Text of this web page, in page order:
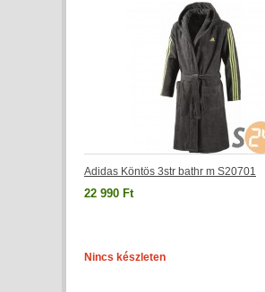
Adidas Köntös 3str bathr m S20701
22 990 Ft
Nincs készleten